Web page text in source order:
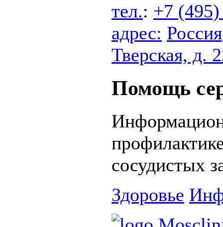
тел.: +7
адрес: Россия
Тверская, д.
Помощь
сосудистых
Здоровье